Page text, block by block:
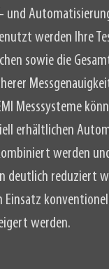
und
werden Ihre
sowie die
Messsysteme
erhältlichen
werden
deutlich reduziert
werden.